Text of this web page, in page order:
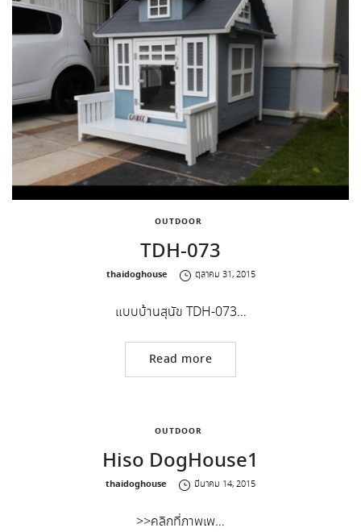
OUTDOOR
TDH-073
by
thaidoghouse ตุลาคม 31, 2015
แบบบ้านสุนัข TDH-073…
Read more
OUTDOOR
Hiso DogHouse1
by
thaidoghouse มีนาคม 14, 2015
>>คลิกที่ภาพเพ…